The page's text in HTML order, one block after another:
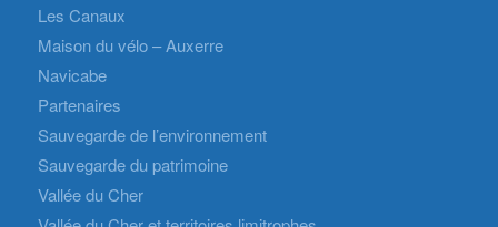
Les Canaux
Maison du vélo – Auxerre
Navicabe
Partenaires
Sauvegarde de l’environnement
Sauvegarde du patrimoine
Vallée du Cher